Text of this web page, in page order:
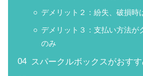
デメリット２：紛失、破損時
デメリット３：支払い方法が
のみ
スパークルボックスがおすす